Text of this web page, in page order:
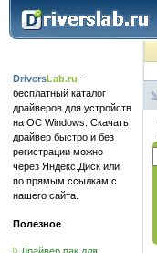
DriversLab.ru -
бесплатный каталог
драйверов для устройств
на ОС Windows. Скачать
драйвер быстро и без
регистрации можно
через Яндекс.Диск или
по прямым ссылкам с
нашего сайта.
Полезное